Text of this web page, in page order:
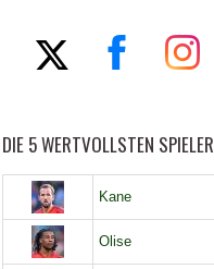
DIE 5 WERTVOLLSTEN SPIELER
Kane
Olise